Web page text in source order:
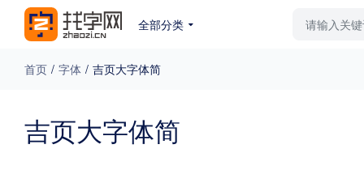
全部分类
免费下载 收费下载 更多
首页 / 字体 / 吉页大字体简
吉页大字体简